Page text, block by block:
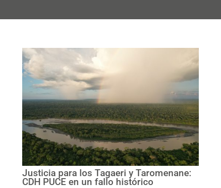
Justicia para los Tagaeri y Taromenane:
CDH PUCE en un fallo histórico